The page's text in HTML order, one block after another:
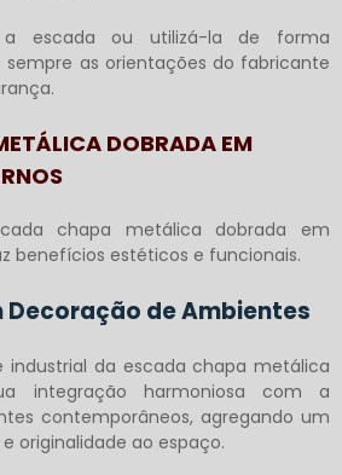
a escada ou utilizá-la de forma
sempre as orientações do fabricante
DOBRADA EM
chapa metálica dobrada em
benefícios estéticos e funcionais.
de Ambientes
industrial da escada chapa metálica
integração harmoniosa com a
contemporâneos, agregando um
originalidade ao espaço.